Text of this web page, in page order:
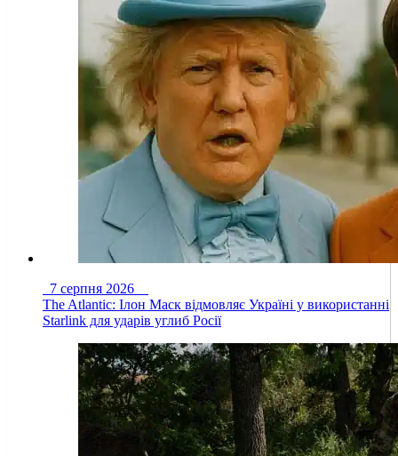
7 серпня 2026
The Atlantic: Ілон Маск відмовляє Україні у використанні
Starlink для ударів углиб Росії